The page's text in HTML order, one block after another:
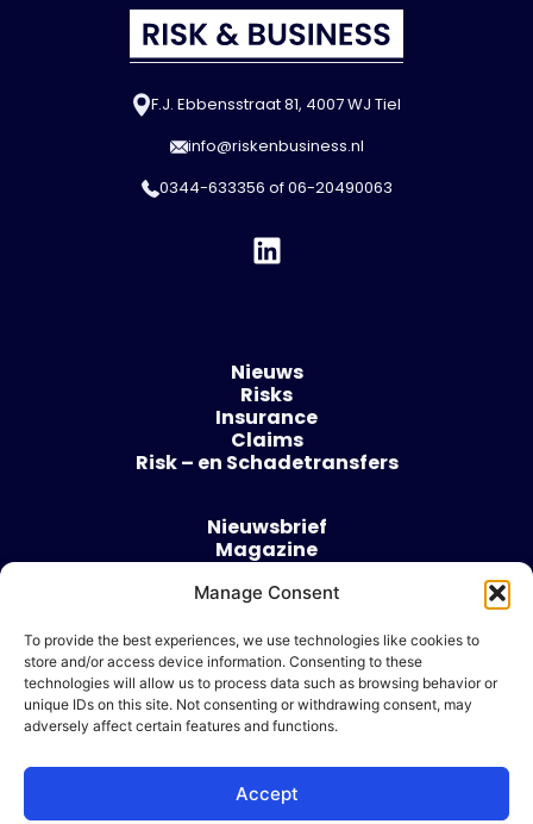
Manage Consent
To provide the best experiences, we use technologies like cookies to
store and/or access device information. Consenting to these
technologies will allow us to process data such as browsing behavior or
unique IDs on this site. Not consenting or withdrawing consent, may
adversely affect certain features and functions.
Accept
F.J. Ebbensstraat 81, 4007 WJ Tiel
info@riskenbusiness.nl
0344-633356 of06-20490063
Nieuws
Risks
Insurance
Claims
Risk – en Schadetransfers
Nieuwsbrief
Magazine
Over
Algemene voorwaarden
Cookie beleid
Ik wil adverteren